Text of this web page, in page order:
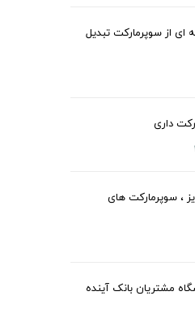
ای از سوپرمارکت تبدیل
داری
، سوپرمارکت های
مشتریان بانک آینده